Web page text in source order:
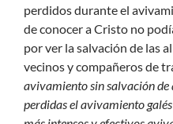
perdidos durante el
de conocer a Cristo no
por ver la salvación de las
vecinos y compañeros de
avivamiento sin salvación de
perdidas el avivamiento